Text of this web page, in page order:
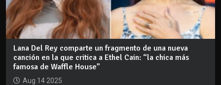
Lana Del Rey comparte un fragmento de una nueva
canción en la que critica a Ethel Cain: “la chica más
famosa de Waffle House”
Aug 14 2025